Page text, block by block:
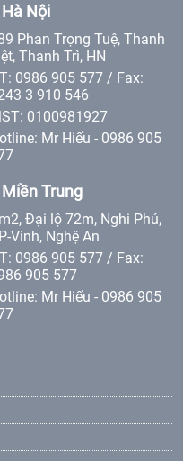
Hà Nội
Phan Trọng Tuệ, Thanh
Thanh Trì, HN
0986 905 577 / Fax:
3 910 546
0100981927
Mr Hiếu - 0986 905
Miền Trung
Đại lộ 72m, Nghi Phú,
Vinh, Nghệ An
0986 905 577 / Fax:
905 577
Mr Hiếu - 0986 905